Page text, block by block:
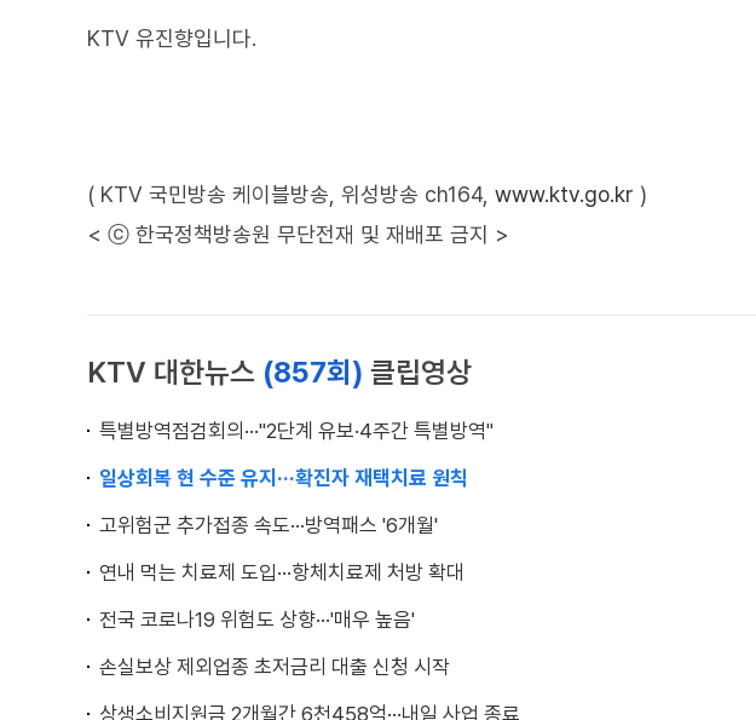
KTV 유진향입니다.
( KTV 국민방송 케이블방송, 위성방송 ch164, www.ktv.go.kr )
< ⓒ 한국정책방송원 무단전재 및 재배포 금지 >
KTV 대한뉴스 (857회) 클립영상
특별방역점검회의···"2단계 유보·4주간 특별방역"
일상회복 현 수준 유지···확진자 재택치료 원칙
고위험군 추가접종 속도···방역패스 '6개월'
연내 먹는 치료제 도입···항체치료제 처방 확대
전국 코로나19 위험도 상향···'매우 높음'
손실보상 제외업종 초저금리 대출 신청 시작
상생소비지원금 2개월간 6천458억···내일 사업 종료